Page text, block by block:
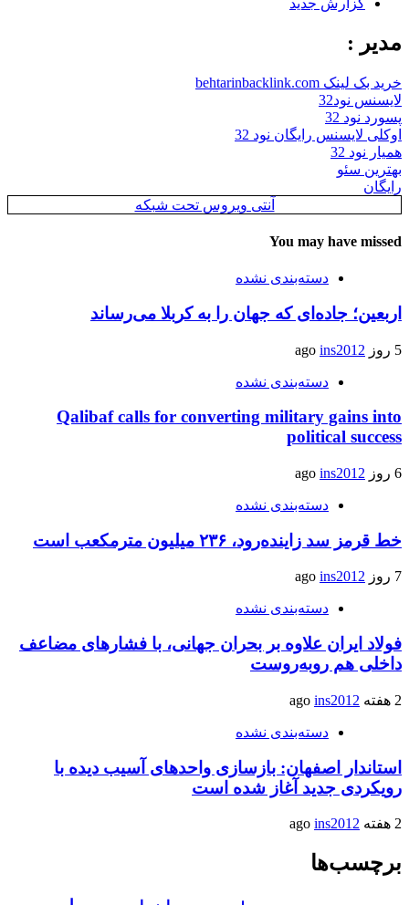
مدیر :
خرید بک لینک behtarinbacklink.com
لایسنس نود32
پسورد نود 32
اوکلی لایسنس رایگان نود 32
همیار نود 32
بهترین سئو
رایگان
آنتی ویروس تحت شبکه
You may have missed
دسته‌بندی نشده
اربعین؛ جاده‌ای که جهان را به کربلا می‌رساند
5 روز ago ins2012
دسته‌بندی نشده
Qalibaf calls for converting military gains into
political success
6 روز ago ins2012
دسته‌بندی نشده
خط قرمز سد زاینده‌رود، ۲۳۶ میلیون مترمکعب است
7 روز ago ins2012
دسته‌بندی نشده
فولاد ایران علاوه بر بحران جهانی، با فشارهای مضاعف
داخلی هم روبه‌روست
2 هفته ago ins2012
دسته‌بندی نشده
استاندار اصفهان: بازسازی واحدهای آسیب دیده با
رویکردی جدید آغاز شده است
2 هفته ago ins2012
برچسب‌ها